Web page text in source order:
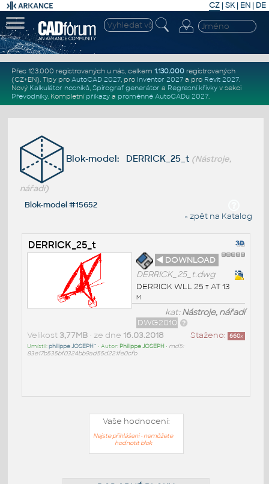
CZ | SK| EN | DE
Přes 123.000 registrovaných u nás, celkem 1.130.000registrovaných
(CZ+EN). Tipy pro AutoCAD 2027, pro Inventor 2027a pro Revit 2027.
Nový Kalkulátor nosníků, Spirograf generátor a Regresní křivkyv sekci
Převodníky. Kompletní příkazya proměnné AutoCADu 2027.
Blok-model: DERRICK_25_t (Nástroje,
nářadí)
Blok-model #15652
« zpět na Katalog
DERRICK_25_t
◄ DOWNLOAD
DERRICK_25_t.dwg
DERRICK WLL 25 t AT 13
m
kat:Nástroje, nářadí
DWG2010
Staženo: 660x
Velikost3,77MB• ze dne 16.03.2018
Umístil:philippe JOSEPH^ • Autor: Philippe JOSEPH • md5:
83e17b535bf0324bb9ad55d221fe0cfb
Vaše hodnocení:
Nejste přihlášeni - nemůžete
hodnotit blok